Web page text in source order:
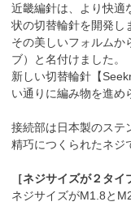
近畿編針は、より快適
状の切替輪針を開発し
その美しいフォルムか
ブ）と名付けました。
新しい切替輪針【
い通りに編み物を進め
接続部は日本製のステ
精巧につくられたネジ
［ネジサイズが２タイ
ネジサイズがM1.8と